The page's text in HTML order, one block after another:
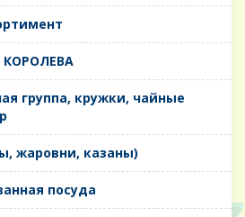
группа, кружки, чайные
жаровни, казаны)
посуда